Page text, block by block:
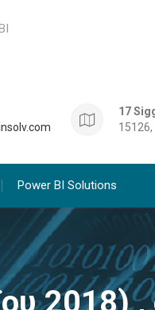
17
Power BI Solutions